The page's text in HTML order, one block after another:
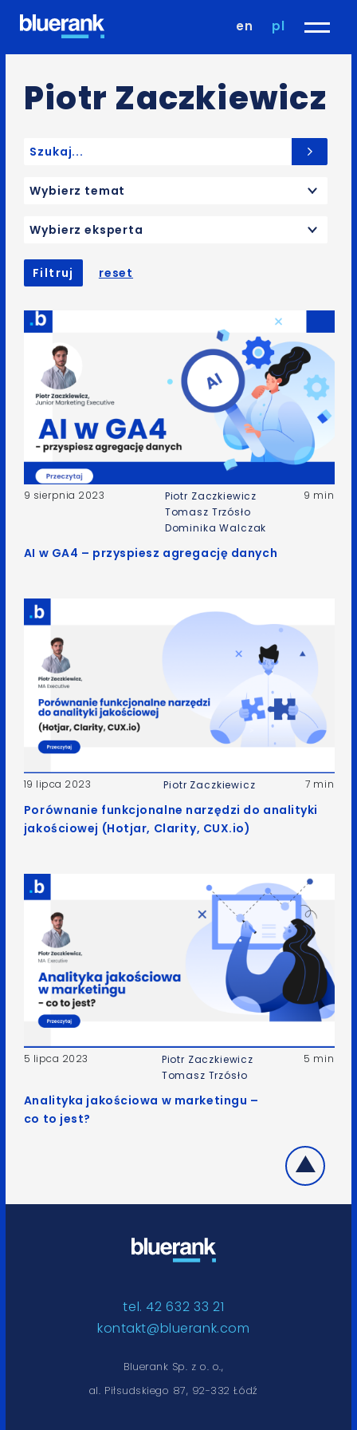
en pl
Piotr Zaczkiewicz
9 sierpnia 2023
Piotr Zaczkiewicz
Tomasz Trzósło
Dominika Walczak
9 min
AI w GA4 – przyspiesz agregację danych
19 lipca 2023 Piotr Zaczkiewicz 7 min
Porównanie funkcjonalne narzędzi do analityki
jakościowej (Hotjar, Clarity, CUX.io)
5 lipca 2023
Piotr Zaczkiewicz
Tomasz Trzósło
5 min
Analityka jakościowa w marketingu –
co to jest?
Wybierz temat
Wybierz eksperta
Filtruj reset
tel. 42 632 33 21
kontakt@bluerank.com
Bluerank Sp. z o. o.,
al. Piłsudskiego 87, 92-332 Łódź